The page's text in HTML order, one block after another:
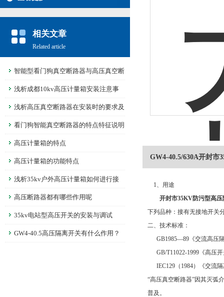
相关文章
Related article
智能型看门狗真空断路器与高压真空断
路器的不同之处
浅析成都10kv高压计量箱安装注意事
项 浅析高压真空断路器在安装时的要求及
调整看门狗智能真空断路器的特点特征说明
高压计量箱的特点
高压计量箱的功能特点
浅析35kv户外高压计量箱如何进行接
线 高压断路器都有哪些作用呢
35kv电站型高压开关的安装与调试
GW4-40.5高压隔离开关有什么作用？
GW4-40.5/630A开封市
1、用途
开封市35KV防污型高压
下列品种：接有无接地开关
二、技术标准：
GB1985—89《交流高压
GB/T11022-1999《高压
IEC129（1984）《交流
“高压真空断路器”因其灭弧
普及。